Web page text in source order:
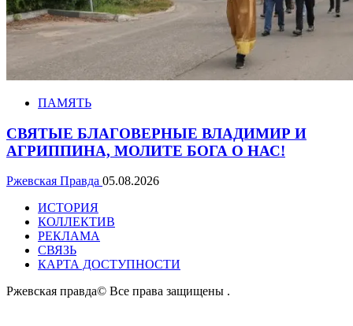
ПАМЯТЬ
СВЯТЫЕ БЛАГОВЕРНЫЕ ВЛАДИМИР И
АГРИППИНА, МОЛИТЕ БОГА О НАС!
Ржевская Правда 05.08.2026
ИСТОРИЯ
КОЛЛЕКТИВ
РЕКЛАМА
СВЯЗЬ
КАРТА ДОСТУПНОСТИ
Ржевская правда© Все права защищены .